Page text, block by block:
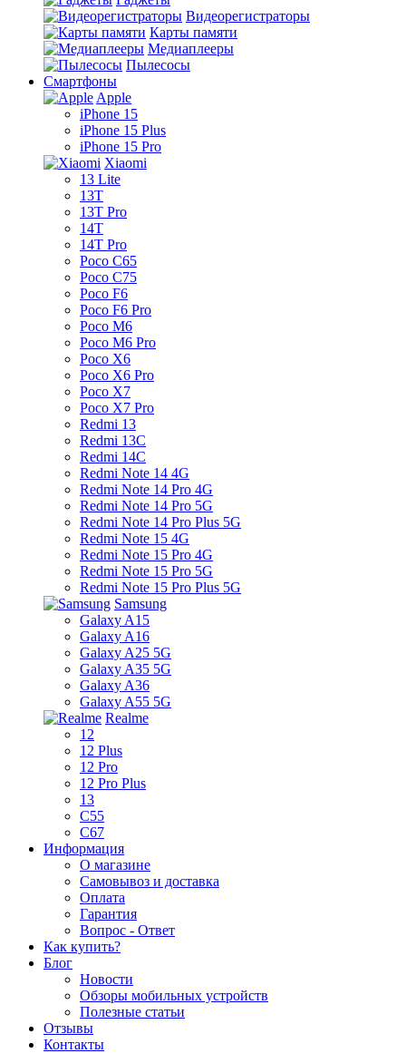
Видеорегистраторы
Карты памяти
Медиаплееры
Пылесосы
Смартфоны
Apple
iPhone 15
iPhone 15 Plus
iPhone 15 Pro
Xiaomi
13 Lite
13T
13T Pro
14T
14T Pro
Poco C65
Poco C75
Poco F6
Poco F6 Pro
Poco M6
Poco M6 Pro
Poco X6
Poco X6 Pro
Poco X7
Poco X7 Pro
Redmi 13
Redmi 13C
Redmi 14C
Redmi Note 14 4G
Redmi Note 14 Pro 4G
Redmi Note 14 Pro 5G
Redmi Note 14 Pro Plus 5G
Redmi Note 15 4G
Redmi Note 15 Pro 4G
Redmi Note 15 Pro 5G
Redmi Note 15 Pro Plus 5G
Samsung
Galaxy A15
Galaxy A16
Galaxy A25 5G
Galaxy A35 5G
Galaxy A36
Galaxy A55 5G
Realme
12
12 Plus
12 Pro
12 Pro Plus
13
C55
C67
Информация
О магазине
Самовывоз и доставка
Оплата
Гарантия
Вопрос - Ответ
Как купить?
Блог
Новости
Обзоры мобильных устройств
Полезные статьи
Отзывы
Контакты